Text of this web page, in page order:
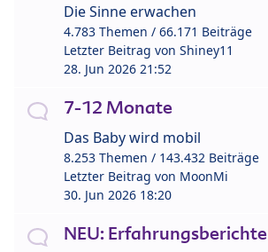
Die Sinne erwachen
4.783 Themen / 66.171 Beiträge
Letzter Beitrag von Shiney11
28. Jun 2026 21:52
7-12 Monate
Das Baby wird mobil
8.253 Themen / 143.432 Beiträge
Letzter Beitrag von MoonMi
30. Jun 2026 18:20
NEU: Erfahrungsberichte